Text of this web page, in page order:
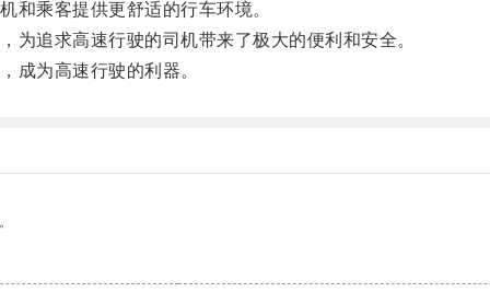
乘客提供更舒适的行车环境。
追求高速行驶的司机带来了极大的便利和安全。
为高速行驶的利器。